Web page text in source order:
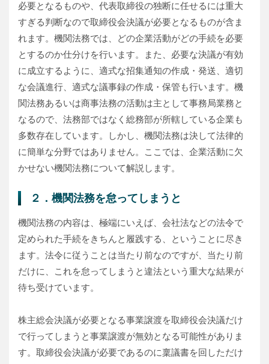
必要となるものや、代表取締役の独断に任せるには重大
すぎる判断なので取締役会決議が必要となるものが含ま
れます。機関法務では、どの企業活動がどの手続を必要
とするのか仕分けを行います。また、必要な決議が有効
に成立するように、適式な招集通知の作成・発送、適切
な会議進行、適式な議事録の作成・保管も行います。機
関法務あるいは商事法務の活動は主として事務局業務と
なるので、法務部ではなく総務部が所轄している企業も
多数存在しています。しかし、機関法務は決して法律的
に簡単な分野ではありません。ここでは、企業活動に欠
かせない機関法務について解説します。
２．機関法務を怠ってしまうと
機関法務の内容は、極端にいえば、会社法などの法令で
定められた手続をきちんと履践する、ということに尽き
ます。法令に従うことは当たり前なのですが、当たり前
だけに、これを怠ってしまうと違法という重大な結果が
待ち受けています。
株主総会決議が必要となる事業譲渡を取締役会決議だけ
で行ってしまうと事業譲渡が無効となる可能性がありま
す。取締役会決議が必要であるのに稟議書を回しただけ